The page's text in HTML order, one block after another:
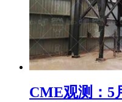
CME观测：5